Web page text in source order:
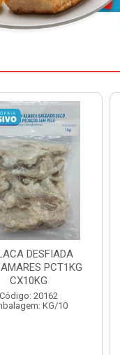
CORVINA PACOTE
CX
15KG
Código: 22469
KG/15